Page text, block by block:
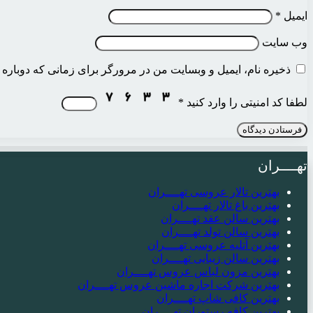
ایمیل *
وب‌ سایت
ذخیره نام، ایمیل و وبسایت من در مرورگر برای زمانی که
لطفا کد امنیتی را وارد کنید *
تهــــران
بهترین تالار عروسی تهــــران
بهترین باغ تالار تهــــران
بهترین سالن عقد تهــــران
بهترین سالن تولد تهــــران
بهترین آتلیه عروسی تهــــران
بهترین سالن زیبایی تهــــران
بهترین مزون لباس عروس تهــــران
بهترین شرکت اجاره ماشین عروس تهــــران
بهترین کافی شاپ تهــــران